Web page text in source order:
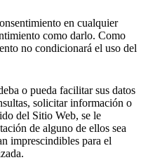
en cualquier
como darlo. Como
no condicionará el uso del
o pueda facilitar sus datos
solicitar información o
del Sitio Web, se le
de alguno de ellos sea
imprescindibles para el